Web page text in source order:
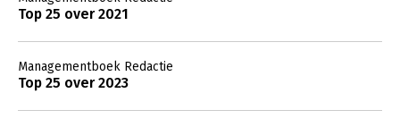
Top 25 over 2021
Managementboek Redactie
Top 25 over 2023